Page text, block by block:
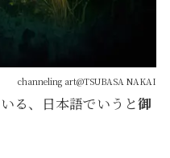
channeling art@TSUBASA NAKAI
る、日本語でいうと御